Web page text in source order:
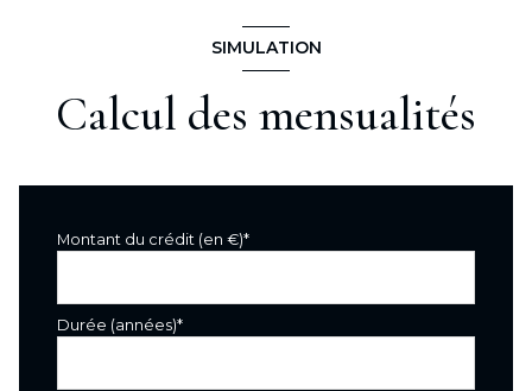
SIMULATION
Calcul des mensualités
Montant du crédit (en €)*
Durée (années)*